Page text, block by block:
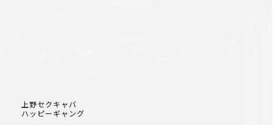
上野セクキャバ
ハッピーギャング